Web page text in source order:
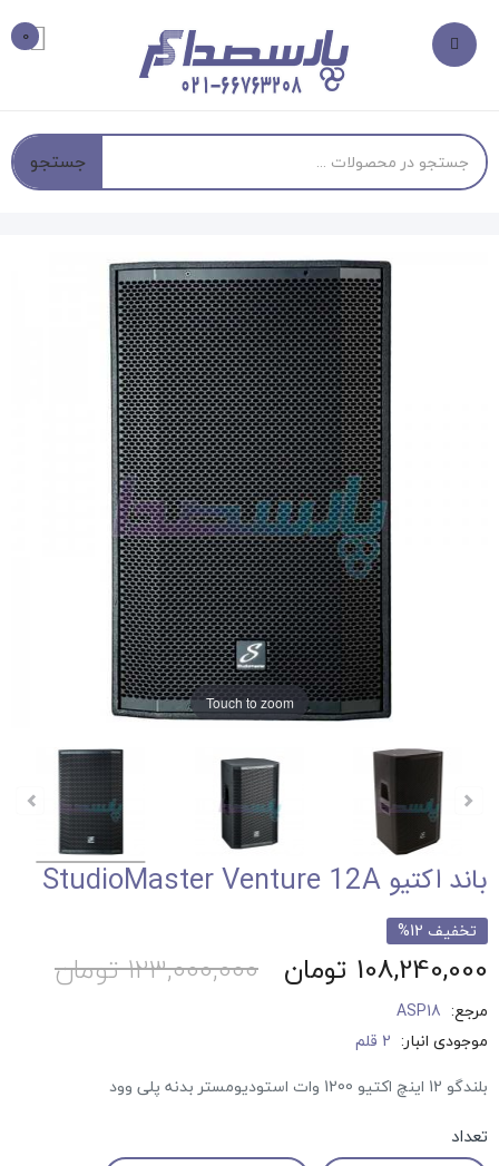
0
جستجو
Touch to zoom
باند اکتیو StudioMaster Venture 12A
تخفیف 12%
108,240,000 تومان 123,000,000 تومان
مرجع: ASP18
موجودی انبار: 2 قلم
بلندگو 12 اینچ اکتیو 1200 وات استودیومستر بدنه پلی وود
تعداد